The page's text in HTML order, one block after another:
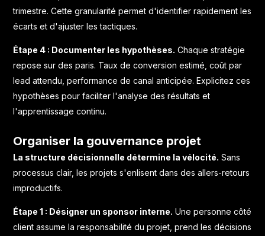
trimestre. Cette granularité permet d'identifier rapidement les
écarts et d'ajuster les tactiques.
Étape 4 : Documenter les hypothèses. Chaque stratégie
repose sur des paris. Taux de conversion estimé, coût par
lead attendu, performance de canal anticipée. Explicitez ces
hypothèses pour faciliter l'analyse des résultats et
l'apprentissage continu.
Organiser la gouvernance projet
La structure décisionnelle détermine la vélocité. Sans
processus clair, les projets s'enlisent dans des allers-retours
improductifs.
Étape 1 : Désigner un sponsor interne. Une personne côté
client assume la responsabilité du projet, prend les décisions